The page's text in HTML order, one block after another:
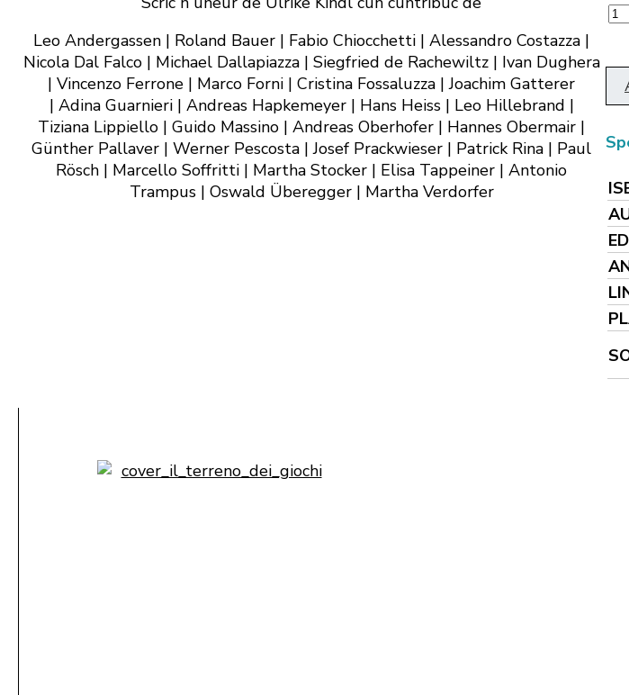
Leo Andergassen | Roland Bauer | Fabio Chiocchetti | Alessandro Costazza |
Nicola Dal Falco | Michael Dallapiazza | Siegfried de Rachewiltz | Ivan Dughera
| Vincenzo Ferrone | Marco Forni | Cristina Fossaluzza | Joachim Gatterer
| Adina Guarnieri | Andreas Hapkemeyer | Hans Heiss | Leo Hillebrand |
Tiziana Lippiello | Guido Massino | Andreas Oberhofer | Hannes Obermair |
Günther Pallaver | Werner Pescosta | Josef Prackwieser | Patrick Rina | Paul
Rösch | Marcello Soffritti | Martha Stocker | Elisa Tappeiner | Antonio
Trampus | Oswald Überegger | Martha Verdorfer